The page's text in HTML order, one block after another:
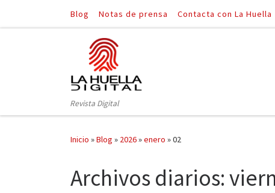
Saltar al contenido
Blog Notas de prensa Contacta con La Huella
Revista Digital
Inicio »Blog » 2026»enero »02
Archivos diarios: